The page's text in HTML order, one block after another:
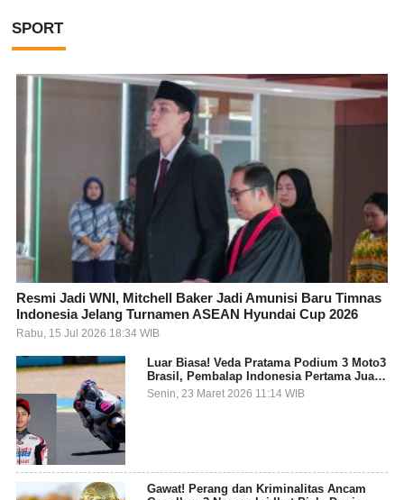
SPORT
Resmi Jadi WNI, Mitchell Baker Jadi Amunisi Baru Timnas
Indonesia Jelang Turnamen ASEAN Hyundai Cup 2026
Rabu, 15 Jul 2026 18:34 WIB
Luar Biasa! Veda Pratama Podium 3 Moto3
Brasil, Pembalap Indonesia Pertama Juara
Grand Prix
Senin, 23 Maret 2026 11:14 WIB
Gawat! Perang dan Kriminalitas Ancam